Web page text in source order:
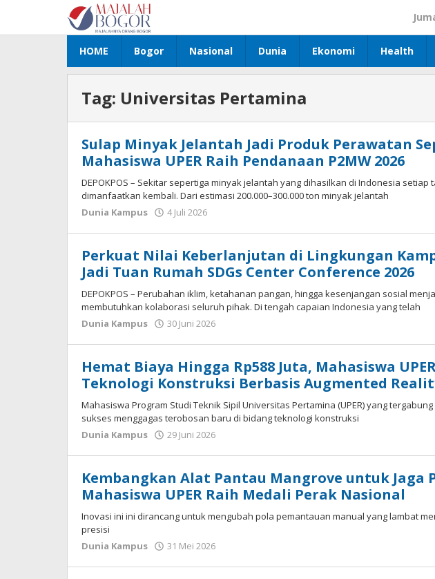
konten
HOME Bogor Nasional Dunia Ekonomi Health
Tag: Universitas Pertamina
Sulap Minyak Jelantah Jadi Produk Perawatan
Mahasiswa UPER Raih Pendanaan P2MW 2026
DEPOKPOS – Sekitar sepertiga minyak jelantah yang dihasilkan di Indonesia setiap
dimanfaatkan kembali. Dari estimasi 200.000–300.000 ton minyak jelantah
Dunia Kampus
4 Juli 2026
Perkuat Nilai Keberlanjutan di Lingkungan
Jadi Tuan Rumah SDGs Center Conference 2026
DEPOKPOS – Perubahan iklim, ketahanan pangan, hingga kesenjangan sosial
membutuhkan kolaborasi seluruh pihak. Di tengah capaian Indonesia yang telah
Dunia Kampus
30 Juni 2026
Hemat Biaya Hingga Rp588 Juta, Mahasiswa
Teknologi Konstruksi Berbasis Augmented
Mahasiswa Program Studi Teknik Sipil Universitas Pertamina (UPER) yang
sukses menggagas terobosan baru di bidang teknologi konstruksi
Dunia Kampus
29 Juni 2026
Kembangkan Alat Pantau Mangrove untuk Jaga
Mahasiswa UPER Raih Medali Perak Nasional
Inovasi ini ini dirancang untuk mengubah pola pemantauan manual yang lambat
presisi
Dunia Kampus
31 Mei 2026